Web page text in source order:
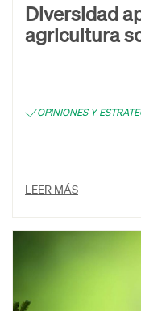
Diversidad
agricultura
OPINIONES Y
LEER MÁS